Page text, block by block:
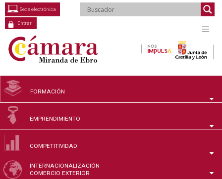
Saltar
contenido
Entrar
Sede electrónica
FORMACIÓN
EMPRENDIMIENTO
COMPETITIVIDAD
INTERNACIONALIZACIÓN
COMERCIO EXTERIOR